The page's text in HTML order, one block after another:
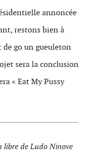
annoncée
restons bien à
de go un gueuleton
sera la conclusion
« Eat My Pussy
libre de Ludo Ninove